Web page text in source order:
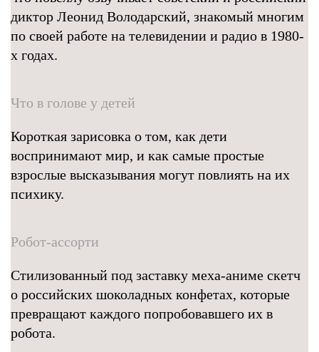
диктор Леонид Володарский, знакомый многим
по своей работе на телевидении и радио в 1980-
х годах.
Что в голове у детей
Короткая зарисовка о том, как дети
воспринимают мир, и как самые простые
взрослые высказывания могут повлиять на их
психику.
Робот-ассорти
Стилизованный под заставку меха-аниме скетч
о российских шоколадных конфетах, которые
превращают каждого попробовавшего их в
робота.